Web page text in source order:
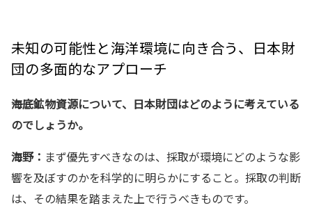
未知の可能性と海洋環境に向き合う、日本財
団の多面的なアプローチ
――海底鉱物資源について、日本財団はどのように考えている
のでしょうか。
海野： まず優先すべきなのは、採取が環境にどのような影
響を及ぼすのかを科学的に明らかにすること。採取の判断
は、その結果を踏まえた上で行うべきものです。